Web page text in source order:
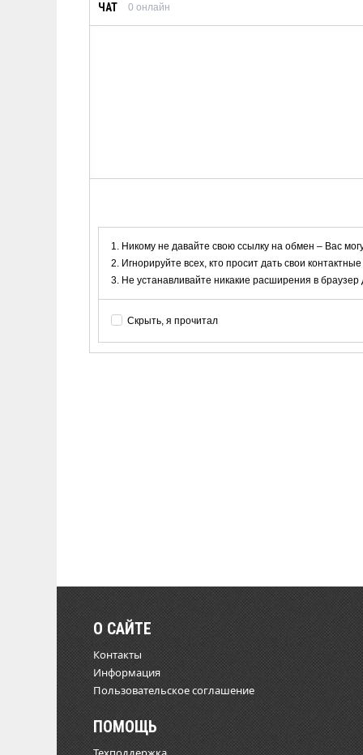
ЧАТ 0 онлайн
Никому не давайте свою ссылку на обмен – Вас
Игнорируйте всех, кто просит дать свои
Не устанавливайте никакие расширения в
Скрыть, я прочитал
О САЙТЕ
Контакты
Информация
Пользовательское соглашение
ПОМОЩЬ